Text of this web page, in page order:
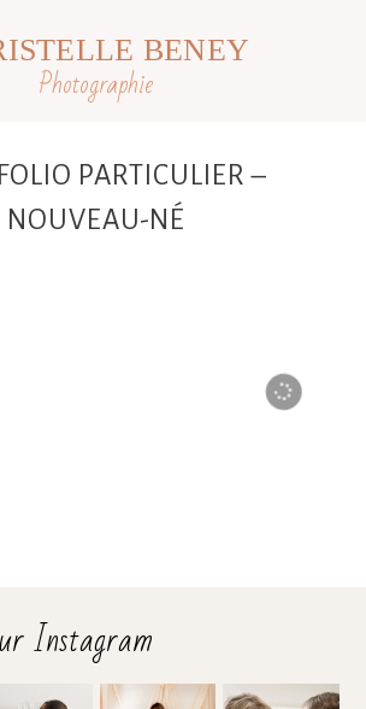
Photographie
BENEY
PARTICULIER –
NOUVEAU-NÉ
Instagram